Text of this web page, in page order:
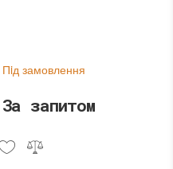
Пiд замовлення
За запитом